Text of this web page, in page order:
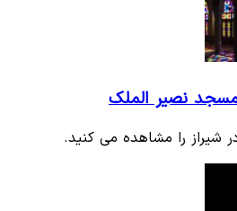
نصیر الملک
شیراز را مشاهده می کنید.